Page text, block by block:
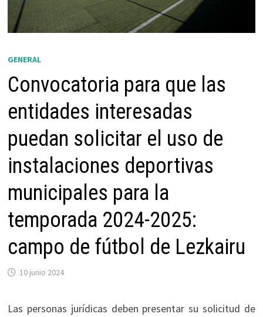
GENERAL
Convocatoria para que las
entidades interesadas
puedan solicitar el uso de
instalaciones deportivas
municipales para la
temporada 2024-2025:
campo de fútbol de Lezkairu
10 junio 2024
Las personas jurídicas deben presentar su solicitud de